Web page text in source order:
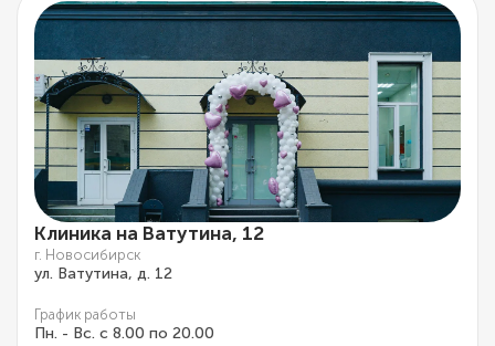
Клиника на Ватутина, 12
г. Новосибирск
ул. Ватутина, д. 12
График работы
Пн. - Вс. с 8.00 по 20.00